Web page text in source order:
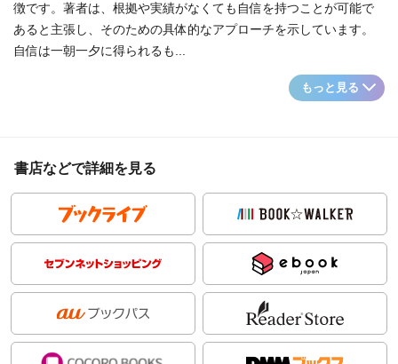
徴です。著者は、根拠や実績がなくても自信を持つことが可能で
あると主張し、そのための具体的なアプローチを示しています。
自信は一朝一夕に得られるも...
もっと見る
書店などで詳細を見る